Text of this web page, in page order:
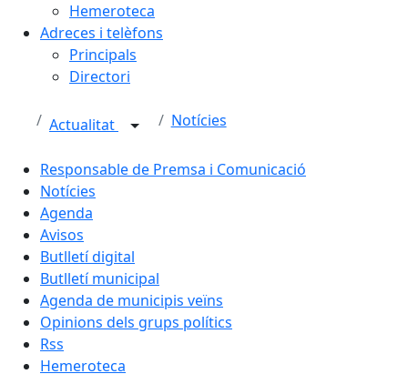
Hemeroteca
Adreces i telèfons
Principals
Directori
Actualitat Notícies
Responsable de Premsa i Comunicació
Notícies
Agenda
Avisos
Butlletí digital
Butlletí municipal
Agenda de municipis veïns
Opinions dels grups polítics
Rss
Hemeroteca